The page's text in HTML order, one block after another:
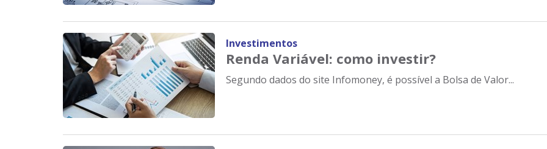
Investimentos
Renda Variável: como investir?
Segundo dados do site Infomoney, é possível a Bolsa de Valor...